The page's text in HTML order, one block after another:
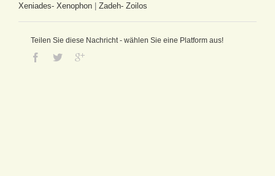
Xeniades- Xenophon
Zadeh- Zoilos
Teilen Sie diese Nachricht - wählen Sie eine Platform aus!